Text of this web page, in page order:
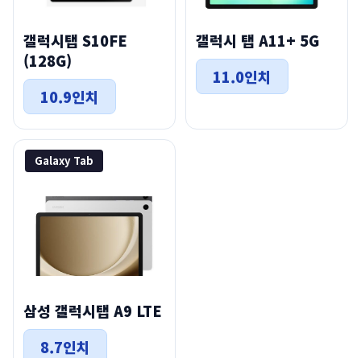
갤럭시탭 S10FE
(128G)
10.9인치
갤럭시 탭 A11+ 5G
11.0인치
Galaxy Tab
삼성 갤럭시탭 A9 LTE
8.7인치